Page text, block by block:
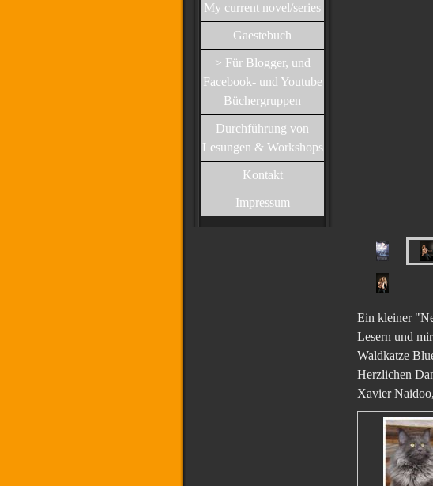
My current novel/series
Gaestebuch
> Für Blogger, und
Facebook- und Youtube
Büchergruppen
Durchführung von
Lesungen & Workshops
Kontakt
Impressum
Ein kleiner
Lesern und
Waldkatze
Herzlichen
Xavier